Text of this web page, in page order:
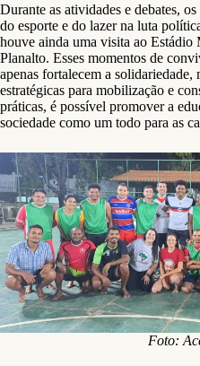
Durante as atividades e debates,
do esporte e do lazer na luta
houve ainda uma visita ao Estádio
Planalto. Esses momentos de
apenas fortalecem a solidariedade,
estratégicas para mobilização e
práticas, é possível promover a
sociedade como um todo para as
Foto: